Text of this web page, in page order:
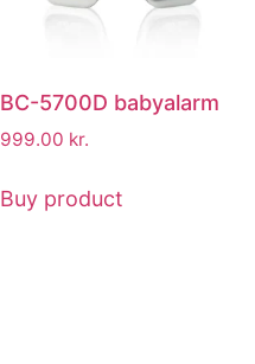
BC-5700D babyalarm
999.00 kr.
Buy product